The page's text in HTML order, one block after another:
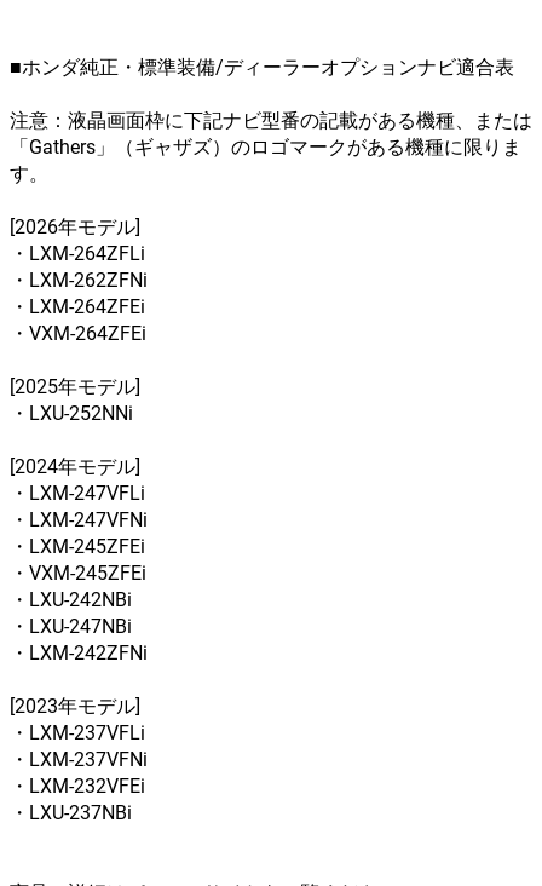
■ホンダ純正・標準装備/ディーラーオプションナビ適合表
注意：液晶画面枠に下記ナビ型番の記載がある機種、または
「Gathers」（ギャザズ）のロゴマークがある機種に限りま
す。
[2026年モデル]
・LXM-264ZFLi
・LXM-262ZFNi
・LXM-264ZFEi
・VXM-264ZFEi
[2025年モデル]
・LXU-252NNi
[2024年モデル]
・LXM-247VFLi
・LXM-247VFNi
・LXM-245ZFEi
・VXM-245ZFEi
・LXU-242NBi
・LXU-247NBi
・LXM-242ZFNi
[2023年モデル]
・LXM-237VFLi
・LXM-237VFNi
・LXM-232VFEi
・LXU-237NBi